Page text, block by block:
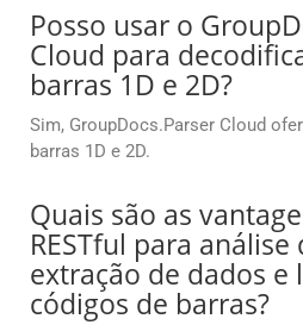
Posso usar o
Cloud para
barras 1D e 2D?
Sim, GroupDocs.Parser Cloud
barras 1D e 2D.
Quais são as
RESTful para
extração de dados e
códigos de barras?